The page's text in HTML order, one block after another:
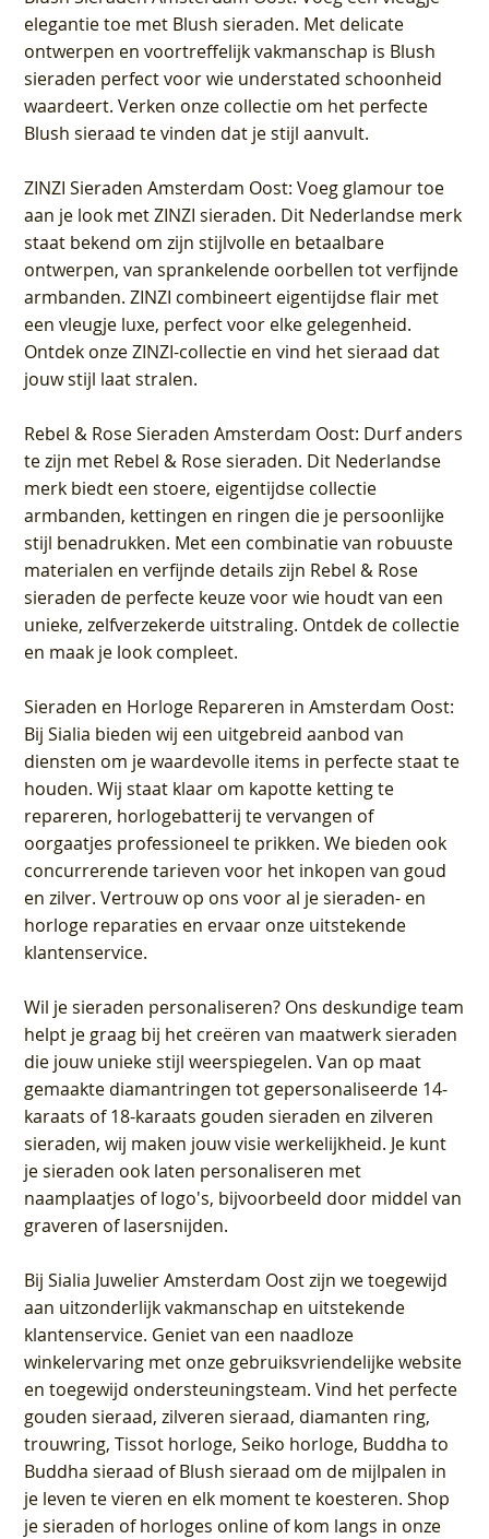
elegantie toe met Blush sieraden. Met delicate
ontwerpen en voortreffelijk vakmanschap is Blush
sieraden perfect voor wie understated schoonheid
waardeert. Verken onze collectie om het perfecte
Blush sieraad te vinden dat je stijl aanvult.
ZINZI Sieraden Amsterdam Oost: Voeg glamour toe
aan je look met ZINZI sieraden. Dit Nederlandse merk
staat bekend om zijn stijlvolle en betaalbare
ontwerpen, van sprankelende oorbellen tot verfijnde
armbanden. ZINZI combineert eigentijdse flair met
een vleugje luxe, perfect voor elke gelegenheid.
Ontdek onze ZINZI-collectie en vind het sieraad dat
jouw stijl laat stralen.
Rebel & Rose Sieraden Amsterdam Oost: Durf anders
te zijn met Rebel & Rose sieraden. Dit Nederlandse
merk biedt een stoere, eigentijdse collectie
armbanden, kettingen en ringen die je persoonlijke
stijl benadrukken. Met een combinatie van robuuste
materialen en verfijnde details zijn Rebel & Rose
sieraden de perfecte keuze voor wie houdt van een
unieke, zelfverzekerde uitstraling. Ontdek de collectie
en maak je look compleet.
Sieraden en Horloge Repareren in Amsterdam Oost:
Bij Sialia bieden wij een uitgebreid aanbod van
diensten om je waardevolle items in perfecte staat te
houden. Wij staat klaar om kapotte ketting te
repareren, horlogebatterij te vervangen of
oorgaatjes professioneel te prikken. We bieden ook
concurrerende tarieven voor het inkopen van goud
en zilver. Vertrouw op ons voor al je sieraden- en
horloge reparaties en ervaar onze uitstekende
klantenservice.
Wil je sieraden personaliseren? Ons deskundige team
helpt je graag bij het creëren van maatwerk sieraden
die jouw unieke stijl weerspiegelen. Van op maat
gemaakte diamantringen tot gepersonaliseerde 14-
karaats of 18-karaats gouden sieraden en zilveren
sieraden, wij maken jouw visie werkelijkheid. Je kunt
je sieraden ook laten personaliseren met
naamplaatjes of logo's, bijvoorbeeld door middel van
graveren of lasersnijden.
BijSialia Juwelier Amsterdam Oostzijn we toegewijd
aan uitzonderlijk vakmanschap en uitstekende
klantenservice. Geniet van een naadloze
winkelervaring met onze gebruiksvriendelijke website
en toegewijd ondersteuningsteam. Vind het perfecte
gouden sieraad, zilveren sieraad, diamanten ring,
trouwring, Tissot horloge, Seiko horloge, Buddha to
Buddha sieraad of Blush sieraad om de mijlpalen in
je leven te vieren en elk moment te koesteren. Shop
je sieraden of horloges online of kom langs in onze